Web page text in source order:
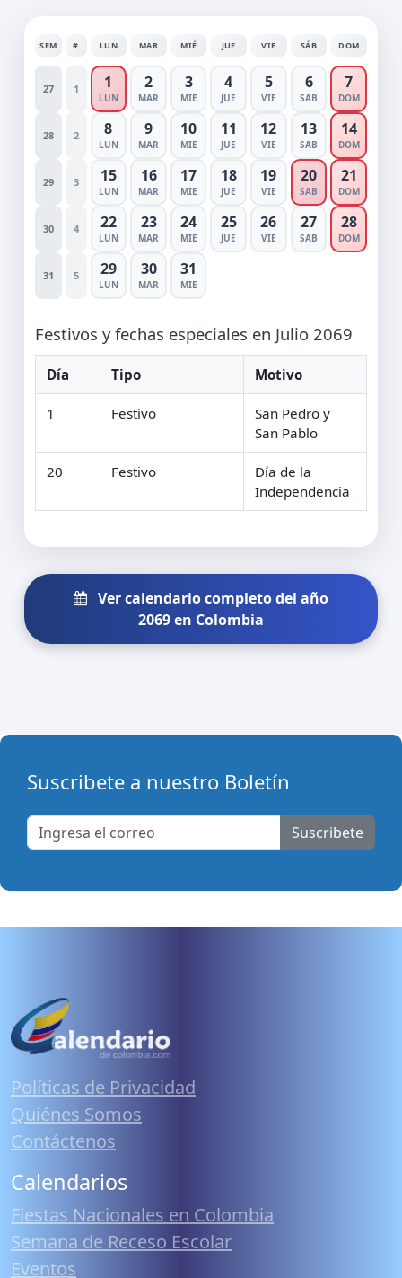
SEM # LUN MAR MIÉ JUE VIE SÁB DOM
27 1 1
LUN
2
MAR
3
MIE
4
JUE
5
VIE
6
SAB
7
DOM
28 2 8
LUN
9
MAR
10
MIE
11
JUE
12
VIE
13
SAB
14
DOM
29 3 15
LUN
16
MAR
17
MIE
18
JUE
19
VIE
20
SAB
21
DOM
30 4 22
LUN
23
MAR
24
MIE
25
JUE
26
VIE
27
SAB
28
DOM
31 5 29
LUN
30
MAR
31
MIE
Festivos y fechas especiales en Julio 2069
Día Tipo Motivo
1 Festivo
San Pedro y
San Pablo
20 Festivo
Día de la
Independencia
Ver calendario completo del año
2069 en Colombia
Suscribete a nuestro Boletín
Suscribete
Políticas de Privacidad
Quiénes Somos
Contáctenos
Calendarios
Fiestas Nacionales en Colombia
Semana de Receso Escolar
Eventos